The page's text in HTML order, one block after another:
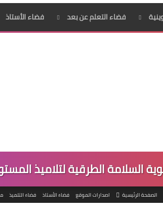
فضاء التعلم عن بعد فضاء الأستاذ
السلامة الطرقية لتلاميذ
الصفحة الرئيسية اصدارات الموقع فضاء الأستاذ فضاء التلميذ